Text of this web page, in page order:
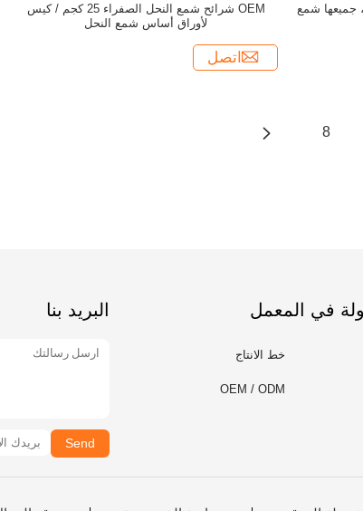
OEM شرائح شمع النحل الصفراء 25 كجم / كيس
لأوراق أساس شمع النحل
اتصل
جميعها شمع
8
في المعمل
خط الانتاج
OEM / ODM
البريد بنا
Send